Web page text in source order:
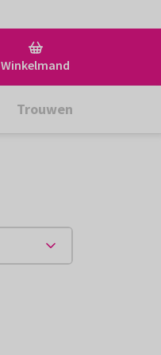
Winkelmand
Trouwen